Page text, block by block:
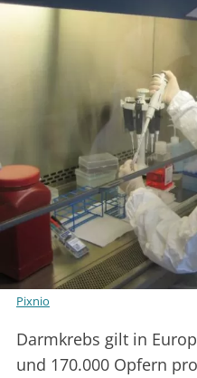
Pixnio
Darmkrebs gilt in
und 170.000 Opfern